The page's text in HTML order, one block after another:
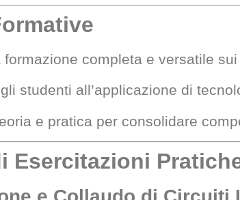
formazione completa e versatile
studenti all’applicazione di
e pratica per consolidare
Esercitazioni